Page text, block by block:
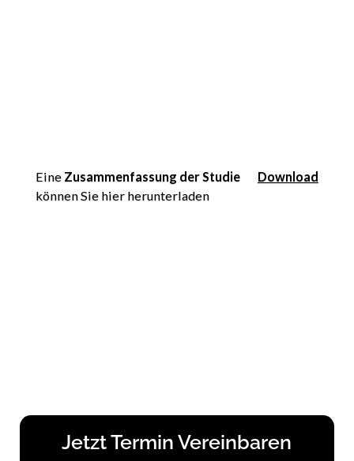
Eine Zusammenfassung der Studie
können Sie hier herunterladen
Download
Jetzt Termin Vereinbaren